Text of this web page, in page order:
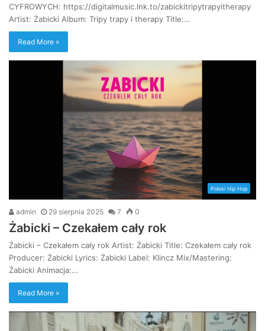
CYFROWYCH: https://digitalmusic.lnk.to/zabickitripytrapyitherapy
Artist: Żabicki Album: Tripy trapy i therapy Title:…
Read More »
Polski Hip Hop
admin 29 sierpnia 2025 7 0
Żabicki – Czekałem cały rok
Żabicki – Czekałem cały rok Artist: Żabicki Title: Czekałem cały rok
Producer: Żabicki Lyrics: Żabicki Label: Klincz Mix/Mastering:
Żabicki Animacja:…
Read More »